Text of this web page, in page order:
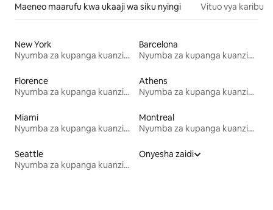
Maeneo maarufu kwa ukaaji wa siku nyingi Vituo vya karibu
New York
Nyumba za kupanga kuanzia mwezi mmoja
Barcelona
Nyumba za kupanga kuanzia mwezi mmoja
Florence
Nyumba za kupanga kuanzia mwezi mmoja
Athens
Nyumba za kupanga kuanzia mwezi mmoja
Miami
Nyumba za kupanga kuanzia mwezi mmoja
Montreal
Nyumba za kupanga kuanzia mwezi mmoja
Seattle
Nyumba za kupanga kuanzia mwezi mmoja
Onyesha zaidi